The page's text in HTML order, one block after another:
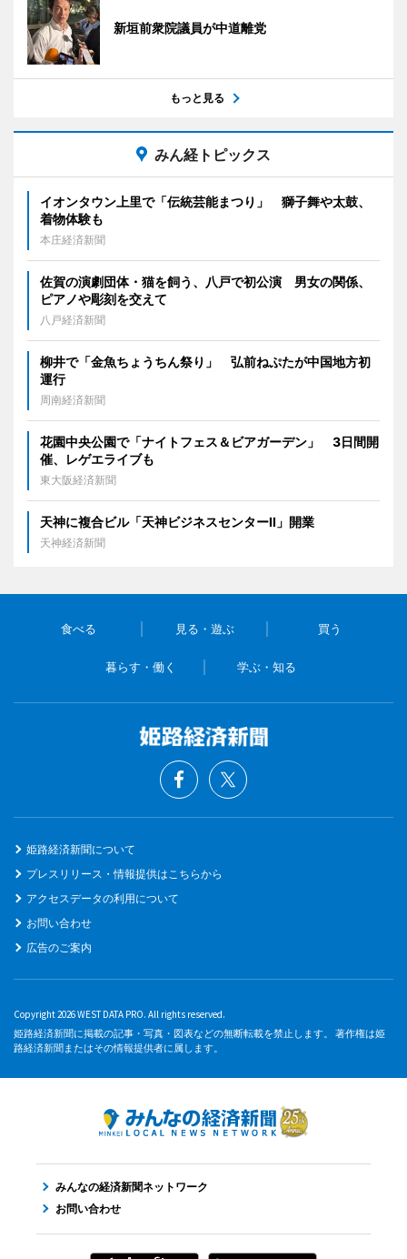
新垣前衆院議員が中道離党
もっと見る
みん経トピックス
イオンタウン上里で「伝統芸能まつり」 獅子舞や太鼓、
着物体験も
本庄経済新聞
佐賀の演劇団体・猫を飼う、八戸で初公演 男女の関係、
ピアノや彫刻を交えて
八戸経済新聞
柳井で「金魚ちょうちん祭り」 弘前ねぷたが中国地方初
運行
周南経済新聞
花園中央公園で「ナイトフェス＆ビアガーデン」 3日間開
催、レゲエライブも
東大阪経済新聞
天神に複合ビル「天神ビジネスセンターII」開業
天神経済新聞
食べる 見る・遊ぶ 買う
暮らす・働く 学ぶ・知る
姫路経済新聞について
プレスリリース・情報提供はこちらから
アクセスデータの利用について
お問い合わせ
広告のご案内
Copyright 2026 WEST DATA PRO. All rights reserved.
姫路経済新聞に掲載の記事・写真・図表などの無断転載を禁止します。 著作権は姫
路経済新聞またはその情報提供者に属します。
みんなの経済新聞ネットワーク
お問い合わせ